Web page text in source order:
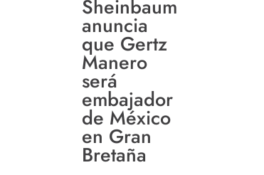
Sheinbaum
anuncia
que Gertz
Manero
será
embajador
de México
en Gran
Bretaña